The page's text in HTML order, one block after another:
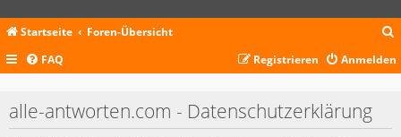
Startseite Foren-Übersicht
c
FAQ Anmelden
Registrieren
alle-antworten.com - Datenschutzerklärung